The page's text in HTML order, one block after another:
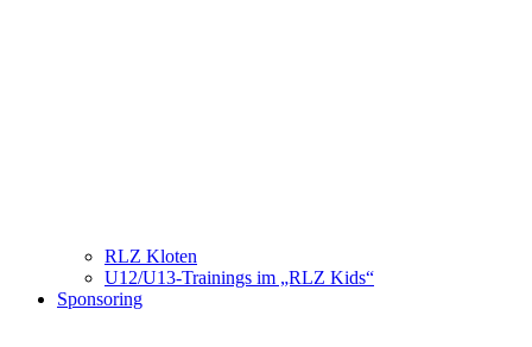
RLZ Kloten
U12/U13-Trainings im „RLZ Kids“
Sponsoring